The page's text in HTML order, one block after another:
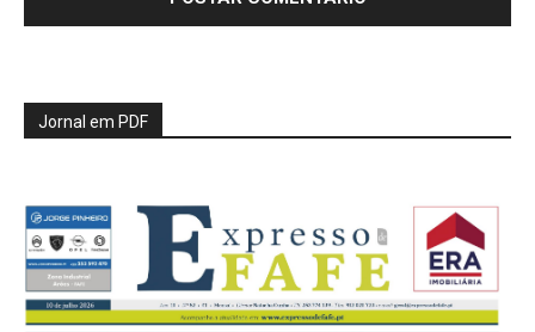
Jornal em PDF